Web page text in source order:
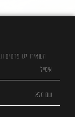
השאירו לנו